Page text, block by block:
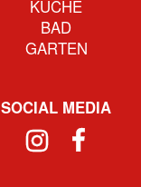
KÜCHE
BAD
GARTEN
SOCIAL MEDIA